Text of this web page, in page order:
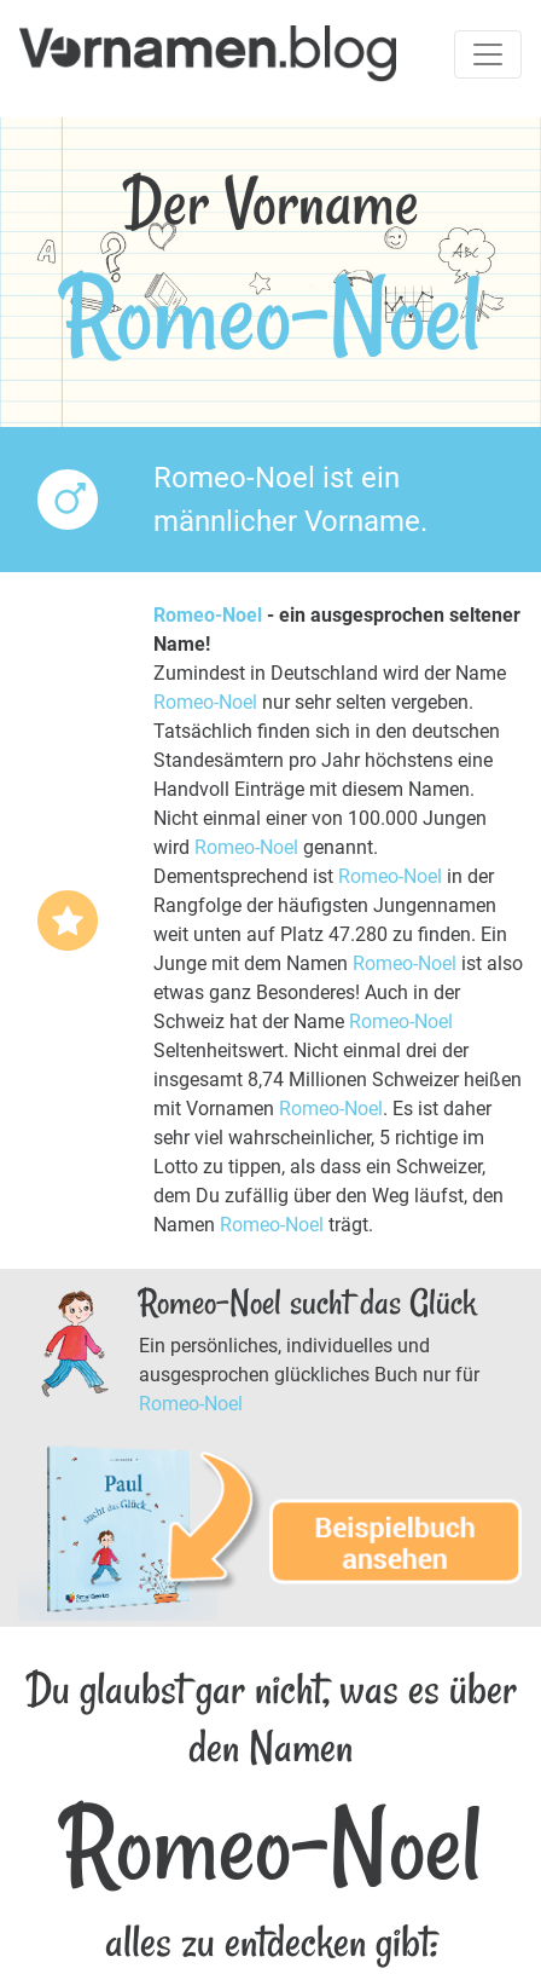
Der Vorname
Romeo-Noel
Romeo-Noel ist ein
männlicher Vorname.
Romeo-Noel - ein ausgesprochen seltener
Name!
Zumindest in Deutschland wird der Name
Romeo-Noel nur sehr selten vergeben.
Tatsächlich finden sich in den deutschen
Standesämtern pro Jahr höchstens eine
Handvoll Einträge mit diesem Namen.
Nicht einmal einer von 100.000 Jungen
wird Romeo-Noel genannt.
Dementsprechend ist Romeo-Noel in der
Rangfolge der häufigsten Jungennamen
weit unten auf Platz 47.280 zu finden. Ein
Junge mit dem Namen Romeo-Noel ist also
etwas ganz Besonderes! Auch in der
Schweiz hat der Name Romeo-Noel
Seltenheitswert. Nicht einmal drei der
insgesamt 8,74 Millionen Schweizer heißen
mit Vornamen Romeo-Noel. Es ist daher
sehr viel wahrscheinlicher, 5 richtige im
Lotto zu tippen, als dass ein Schweizer,
dem Du zufällig über den Weg läufst, den
Namen Romeo-Noel trägt.
Romeo-Noel sucht das Glück
Ein persönliches, individuelles und
ausgesprochen glückliches Buch nur für
Romeo-Noel
Du glaubst gar nicht, was es über
den Namen
Romeo-Noel
alles zu entdecken gibt: